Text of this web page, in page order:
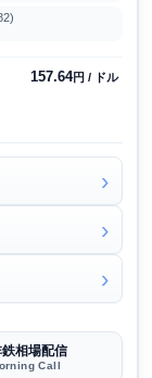
157.64円 / ドル
鉄相場配信
Call